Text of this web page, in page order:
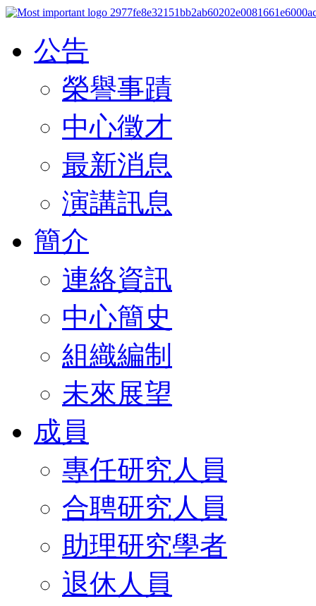
公告
榮譽事蹟
中心徵才
最新消息
演講訊息
簡介
連絡資訊
中心簡史
組織編制
未來展望
成員
專任研究人員
合聘研究人員
助理研究學者
退休人員